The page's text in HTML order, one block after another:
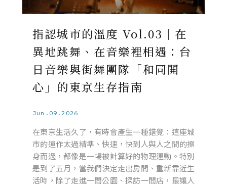
指認城市的溫度 Vol.03｜在
異地跳舞、在音樂裡相遇：台
日音樂與街舞團隊「和同開
心」的東京生存指南
Jun.09.2026
在東京生活久了，有時會產生一種錯覺：這座城
市的運作太過精準、快速，快到人與人之間的擦
身而過，都像是一場被計算好的物理運動。特別
是到了五月，當我們決定走出房間、重新靠近生
活時，除了走進一間公園、探訪一間店，最讓人